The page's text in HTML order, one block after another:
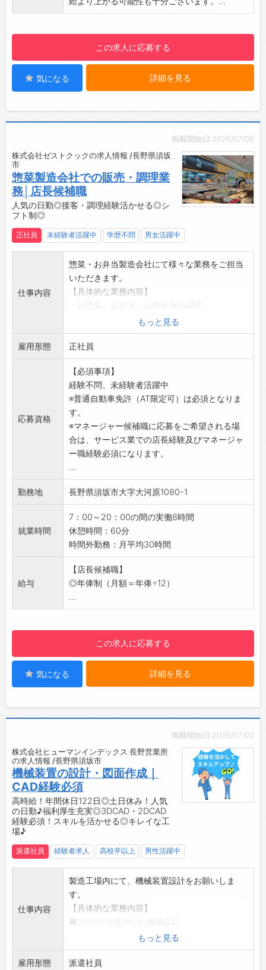
この求人に応募する
気になる 詳細を見る
掲載開始日:2026/07/08
株式会社ゼストクックの求人情報 /長野県須坂
市
惣菜製造会社での販売・調理業
務│店長候補職
人気の日勤◎接客・調理経験活かせる◎シ
フト制◎
正社員 未経験者活躍中 学歴不問 男女活躍中
仕事内容
惣菜・お弁当製造会社にて様々な業務をご担当
いただきます。
【具体的な業務内容】
・品出し、陳列、販売
・接客業務（※レジ業務は除きます）
・在庫管理業務、受発注
・人材教育、従業員シフト作成
※上記に付随する業務全般をご担当いただきま
す。
【研修制度】
・入社後は業務全体を順番に携わっていただ
き、ゆくゆくは店長候補としてお仕事をお任せ
します。
【職場の雰囲気】
・常にお客様がいらっしゃいますので、スーパ
ー内に出るときには笑顔を意識して近くの方に
はご挨拶をお願いします。
・日勤帯のみのシフト制になりますので、夜勤
はございません。
・夏と冬にそれぞれ3日ずつ連休を取得できま
す。
【社内設備】
もっと見る
雇用形態 正社員
応募資格
【必須事項】
経験不問、未経験者活躍中
※普通自動車免許（AT限定可）は必須となりま
す。
※マネージャー候補職に応募をご希望される場
合は、サービス業での店長経験及びマネージャ
ー職経験必須になります。
...
勤務地 長野県須坂市大字大河原1080-1
就業時間
7：00～20：00の間の実働8時間
休憩時間：60分
時間外勤務：月平均30時間
給与
【店長候補職】
◎年俸制（月額＝年俸÷12）
...
この求人に応募する
気になる 詳細を見る
掲載開始日:2026/07/02
株式会社ヒューマンインデックス 長野営業所
の求人情報 /長野県須坂市
機械装置の設計・図面作成｜
CAD経験必須
高時給！年間休日122日◎土日休み！人気
の日勤♪福利厚生充実◎3DCAD・2DCAD
経験必須！スキルを活かせる◎キレイな工
場♪
派遣社員 経験者求人 高校卒以上 男性活躍中
仕事内容
製造工場内にて、機械装置設計をお願いしま
す。
【具体的な業務内容】
・具体的には、工場内にある自動化・省力化装
置の機械設計になります。
■2DCADを使用した図面作成
もっと見る
雇用形態 派遣社員